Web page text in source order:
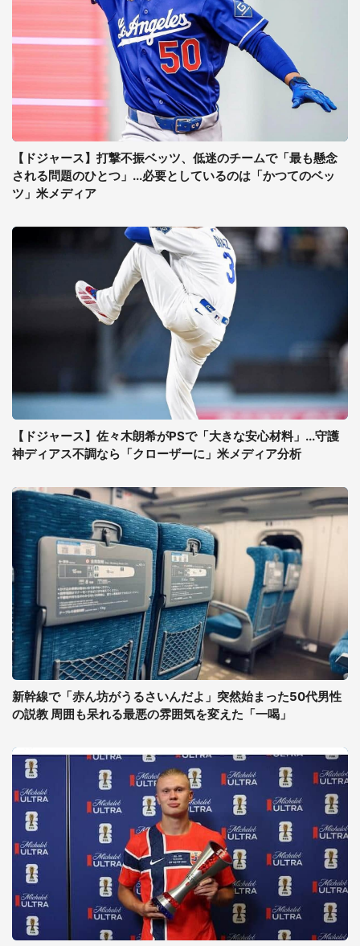
【ドジャース】打撃不振ベッツ、低迷のチームで「最も懸念
される問題のひとつ」...必要としているのは「かつてのベッ
ツ」米メディア
【ドジャース】佐々木朗希がPSで「大きな安心材料」...守護
神ディアス不調なら「クローザーに」米メディア分析
新幹線で「赤ん坊がうるさいんだよ」突然始まった50代男性
の説教 周囲も呆れる最悪の雰囲気を変えた「一喝」